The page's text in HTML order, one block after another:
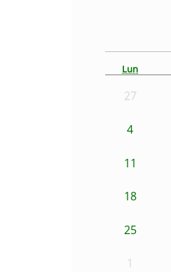
Lun
27
4
11
18
25
1